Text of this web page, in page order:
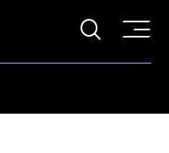
打開